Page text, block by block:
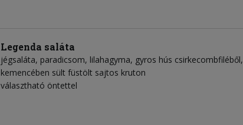
Legenda saláta
jégsaláta, paradicsom, lilahagyma, gyros hús csirkecombfiléből,
kemencében sült füstölt sajtos kruton
választható öntettel